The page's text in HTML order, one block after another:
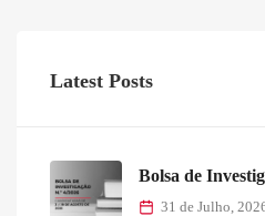
Latest Posts
Bolsa de
31 de Julho,